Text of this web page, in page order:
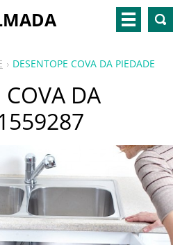
DESENTOPE COVA DA PIEDADE
COVA DA